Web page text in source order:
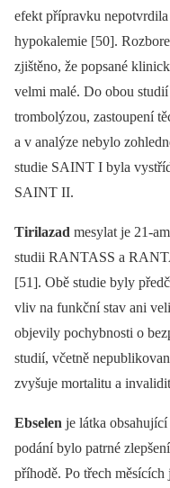
efekt přípravku
hypokalemie [50].
zjištěno, že popsané
velmi malé. Do obou
trombolýzou, zastoupení
a v analýze nebylo
studie SAINT I byla
SAINT II.
Tirilazad mesylat je 21-
studii RANTASS a
[51]. Obě studie byly
vliv na funkční stav ani
objevily pochybnosti o
studií, včetně
zvyšuje mortalitu a
Ebselen je látka
podání bylo patrné
příhodě. Po třech